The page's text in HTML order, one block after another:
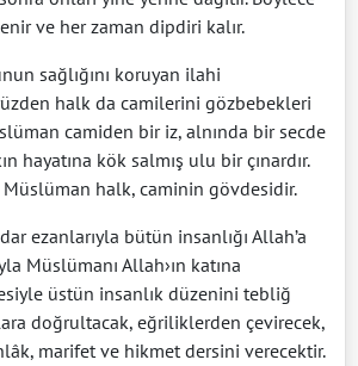
ve her zaman dipdiri kalır.
sağlığını koruyan ilahi
halk da camilerini gözbebekleri
camiden bir iz, alnında bir secde
hayatına kök salmış ulu bir çınardır.
halk, caminin gövdesidir.
ezanlarıyla bütün insanlığı Allah’a
Müslümanı Allah›ın katına
üstün insanlık düzenini tebliğ
doğrultacak, eğriliklerden çevirecek,
marifet ve hikmet dersini verecektir.